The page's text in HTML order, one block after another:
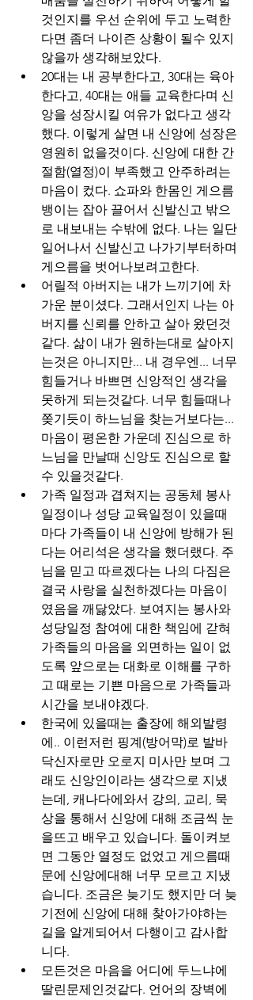
것인지를 우선 순위에 두고 노력한
다면 좀더 나이즌 상황이 될수 있지
않을까 생각해보았다.
20대는 내 공부한다고, 30대는 육아
한다고, 40대는 애들 교육한다며 신
앙을 성장시킬 여유가 없다고 생각
했다. 이렇게 살면 내 신앙에 성장은
영원히 없을것이다. 신앙에 대한 간
절함(열정)이 부족했고 안주하려는
마음이 컸다. 쇼파와 한몸인 게으름
뱅이는 잡아 끌어서 신발신고 밖으
로 내보내는 수밖에 없다. 나는 일단
일어나서 신발신고 나가기부터하며
게으름을 벗어나보려고한다.
어릴적 아버지는 내가 느끼기에 차
가운 분이셨다. 그래서인지 나는 아
버지를 신뢰를 안하고 살아 왔던것
같다. 삶이 내가 원하는대로 살아지
는것은 아니지만... 내 경우엔... 너무
힘들거나 바쁘면 신앙적인 생각을
못하게 되는것같다. 너무 힘들때나
쫒기듯이 하느님을 찾는거보다는...
마음이 평온한 가운데 진심으로 하
느님을 만날때 신앙도 진심으로 할
수 있을것같다.
가족 일정과 겹쳐지는 공동체 봉사
일정이나 성당 교육일정이 있을때
마다 가족들이 내 신앙에 방해가 된
다는 어리석은 생각을 했더랬다. 주
님을 믿고 따르겠다는 나의 다짐은
결국 사랑을 실천하겠다는 마음이
였음을 깨닳았다. 보여지는 봉사와
성당일정 참여에 대한 책임에 갇혀
가족들의 마음을 외면하는 일이 없
도록 앞으로는 대화로 이해를 구하
고 때로는 기쁜 마음으로 가족들과
시간을 보내야겠다.
한국에 있을때는 출장에 해외발령
에.. 이런저런 핑계(방어막)로 발바
닥신자로만 오로지 미사만 보며 그
래도 신앙인이라는 생각으로 지냈
는데, 캐나다에와서 강의, 교리, 묵
상을 통해서 신앙에 대해 조금씩 눈
을뜨고 배우고 있습니다. 돌이켜보
면 그동안 열정도 없었고 게으름때
문에 신앙에대해 너무 모르고 지냈
습니다. 조금은 늦기도 했지만 더 늦
기전에 신앙에 대해 찾아가야하는
길을 알게되어서 다행이고 감사합
니다.
모든것은 마음을 어디에 두느냐에
딸린문제인것같다. 언어의 장벽에